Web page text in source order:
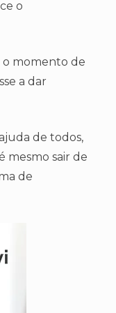
o
o momento de
a dar
de todos,
mesmo sair de
de